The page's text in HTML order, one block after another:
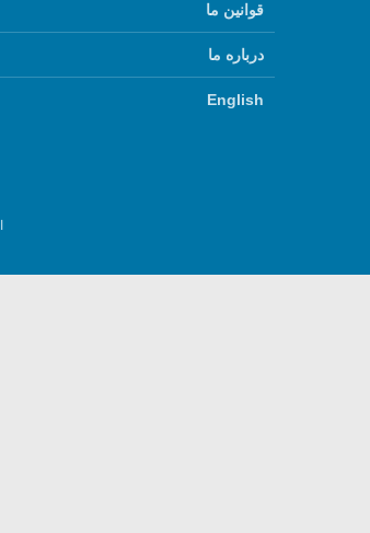
قوانین ما
درباره ما
English